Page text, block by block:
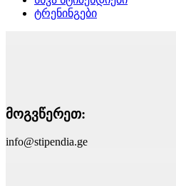
ტრენინგები
მოგვწერეთ:
info@stipendia.ge